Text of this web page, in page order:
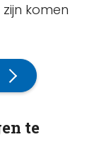
komen
te